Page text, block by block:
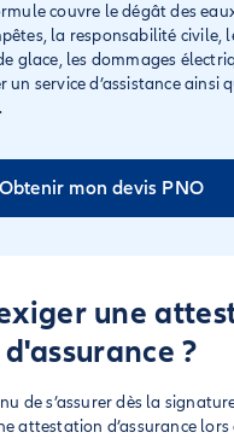
couvre le dégât des
la responsabilité civile,
glace, les dommages
service d’assistance ainsi
Obtenir mon devis PNO
une
d'assurance ?
de s’assurer dès la
attestation d’assurance lors